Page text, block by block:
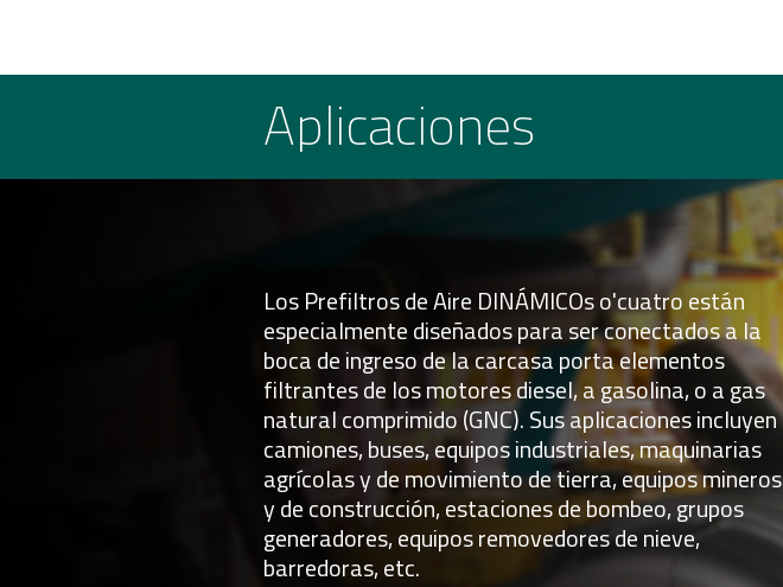
Aplicaciones
Los Prefiltros de Aire DINÁMICOs o'cuatro están
especialmente diseñados para ser conectados a la
boca de ingreso de la carcasa porta elementos
filtrantes de los motores diesel, a gasolina, o a gas
natural comprimido (GNC). Sus aplicaciones incluyen
camiones, buses, equipos industriales, maquinarias
agrícolas y de movimiento de tierra, equipos mineros
y de construcción, estaciones de bombeo, grupos
generadores, equipos removedores de nieve,
barredoras, etc.